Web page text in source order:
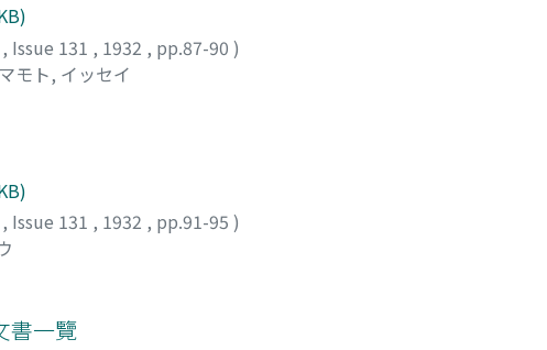
, Issue 131 , 1932 , pp.87-90 )
モト, イッセイ
, Issue 131 , 1932 , pp.91-95 )
書一覽